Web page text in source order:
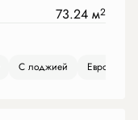
73.24 м2
С лоджией